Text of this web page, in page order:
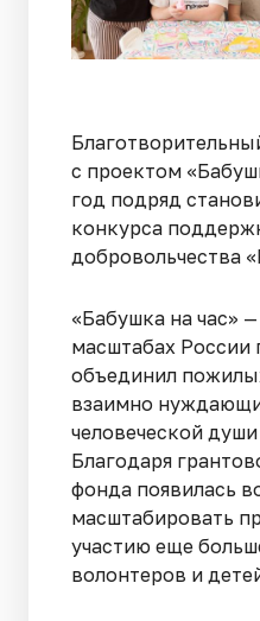
с проектом
год подряд
конкурса
добровольчества
«Бабушка на час»
масштабах России
объединил
взаимно
человеческой
Благодаря
фонда появилась
масштабировать
участию еще
волонтеров и